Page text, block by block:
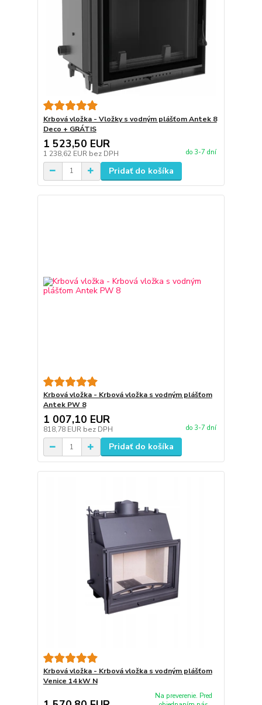
Krbová vložka - Vložky s vodným plášťom Antek 8
Deco + GRÁTIS
1 523,50 EUR
1 238,62 EUR bez DPH do 3-7 dní
Pridať do košíka
Krbová vložka - Krbová vložka s vodným plášťom
Antek PW 8
1 007,10 EUR
818,78 EUR bez DPH do 3-7 dní
Pridať do košíka
Krbová vložka - Krbová vložka s vodným plášťom
Venice 14 kW N
Na preverenie. Pred